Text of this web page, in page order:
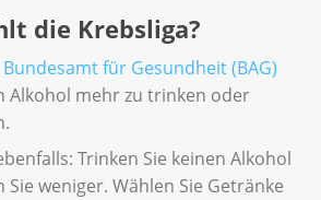
die Krebsliga?
Bundesamt für Gesundheit (BAG)
Alkohol mehr zu trinken oder
Trinken Sie keinen Alkohol
weniger. Wählen Sie Getränke